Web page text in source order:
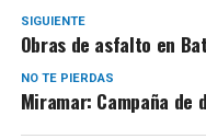
SIGUIENTE
Obras de asfalto en
NO TE PIERDAS
Miramar: Campaña de